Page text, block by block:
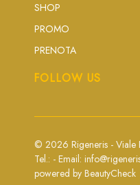
SHOP
PROMO
PRENOTA
FOLLOW US
© 2026 Rigeneris - Viale
Tel.: - Email:
powered by BeautyCheck